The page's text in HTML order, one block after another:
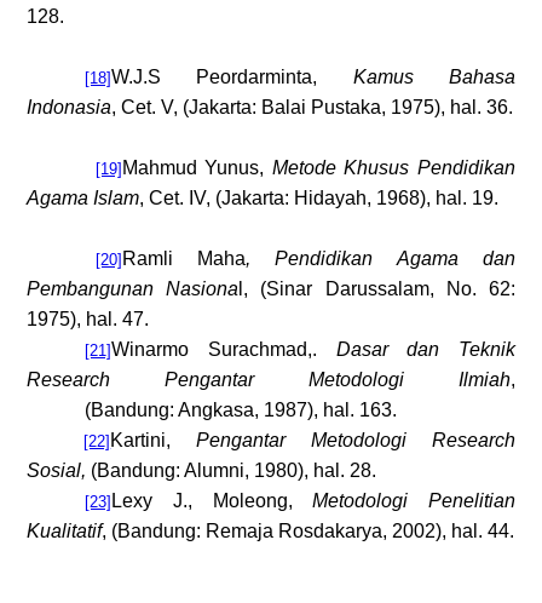
128.
[18]W.J.S Peordarminta, Kamus Bahasa
Indonasia, Cet. V, (Jakarta: Balai Pustaka, 1975), hal. 36.
[19] Mahmud Yunus, Metode Khusus Pendidikan
Agama Islam, Cet. IV, (Jakarta: Hidayah, 1968), hal. 19.
[20] Ramli Maha, Pendidikan Agama dan
Pembangunan Nasiona l, (Sinar Darussalam, No. 62:
1975), hal. 47.
[21]Winarmo Surachmad,. Dasar dan Teknik
Research Pengantar Metodologi Ilmiah,
(Bandung: Angkasa, 1987), hal. 163.
[22] Kartini,Pengantar Metodologi Research
Sosial, (Bandung: Alumni, 1980), hal. 28.
[23] Lexy J., Moleong,
Metodologi Penelitian
Kualitatif, (Bandung: Remaja Rosdakarya, 2002), hal. 44.